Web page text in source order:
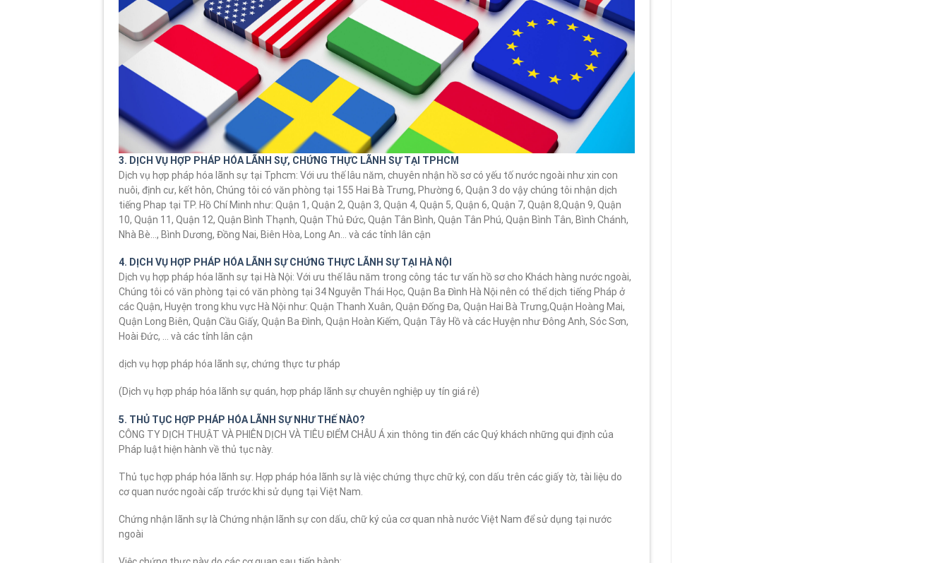
3. DỊCH VỤ HỢP PHÁP HÓA LÃNH SỰ, CHỨNG THỰC LÃNH SỰ TẠI TPHCM
Dịch vụ hợp pháp hóa lãnh sự tại Tphcm: Với ưu thế lâu năm, chuyên nhận hồ sơ có yếu tố nước ngoài như xin con
nuôi, định cư, kết hôn, Chúng tôi có văn phòng tại 155 Hai Bà Trưng, Phường 6, Quận 3 do vậy chúng tôi nhận dịch
tiếng Phap tại TP. Hồ Chí Minh như: Quận 1, Quận 2, Quận 3, Quận 4, Quận 5, Quận 6, Quận 7, Quận 8,Quận 9, Quận
10, Quận 11, Quận 12, Quận Bình Thạnh, Quận Thủ Đức, Quận Tân Bình, Quận Tân Phú, Quận Bình Tân, Bình Chánh,
Nhà Bè…, Bình Dương, Đồng Nai, Biên Hòa, Long An… và các tỉnh lân cận
4. DỊCH VỤ HỢP PHÁP HÓA LÃNH SỰ CHỨNG THỰC LÃNH SỰ TẠI HÀ NỘI
Dịch vụ hợp pháp hóa lãnh sự tại Hà Nội: Với ưu thế lâu năm trong công tác tư vấn hồ sơ cho Khách hàng nước ngoài,
Chúng tôi có văn phòng tại có văn phòng tại 34 Nguyễn Thái Học, Quận Ba Đình Hà Nội nên có thể dịch tiếng Pháp ở
các Quận, Huyện trong khu vực Hà Nội như: Quận Thanh Xuân, Quận Đống Đa, Quận Hai Bà Trưng,Quận Hoàng Mai,
Quận Long Biên, Quận Cầu Giấy, Quận Ba Đình, Quận Hoàn Kiếm, Quận Tây Hồ và các Huyện như Đông Anh, Sóc Sơn,
Hoài Đức, … và các tỉnh lân cận
dịch vụ hợp pháp hóa lãnh sự, chứng thực tư pháp
(Dịch vụ hợp pháp hóa lãnh sự quán, hợp pháp lãnh sự chuyên nghiệp uy tín giá rẻ)
5. THỦ TỤC HỢP PHÁP HÓA LÃNH SỰ NHƯ THẾ NÀO?
CÔNG TY DỊCH THUẬT VÀ PHIÊN DỊCH VÀ TIÊU ĐIỂM CHÂU Á xin thông tin đến các Quý khách những qui định của
Pháp luật hiện hành về thủ tục này.
Thủ tục hợp pháp hóa lãnh sự. Hợp pháp hóa lãnh sự là việc chứng thực chữ ký, con dấu trên các giấy tờ, tài liệu do
cơ quan nước ngoài cấp trước khi sử dụng tại Việt Nam.
Chứng nhận lãnh sự là Chứng nhận lãnh sự con dấu, chữ ký của cơ quan nhà nước Việt Nam để sử dụng tại nước
ngoài